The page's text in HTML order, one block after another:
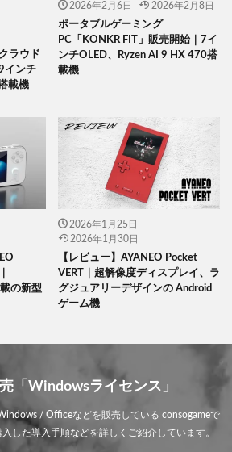
ラウド
インチ
載機
2026年2月6日 2026年2月8日
ポータブルゲーミング
PC「KONKR FIT」販売開始｜7イ
ンチOLED、Ryzen AI 9 HX 470搭
載機
の新型
2026年1月25日
2026年1月30日
【レビュー】AYANEO Pocket
VERT｜超解像度ディスプレイ、ラ
グジュアリーデザインの Android
ゲーム機
「Windowsライセンス」
/ Officeなどを販売している consogameで
した導入手順などを詳しくご紹介しています。